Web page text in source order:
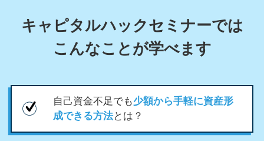
キャピタルハックセミナーでは
こんなことが学べます
自己資金不足でも少額から手軽に資産形
成できる方法とは？